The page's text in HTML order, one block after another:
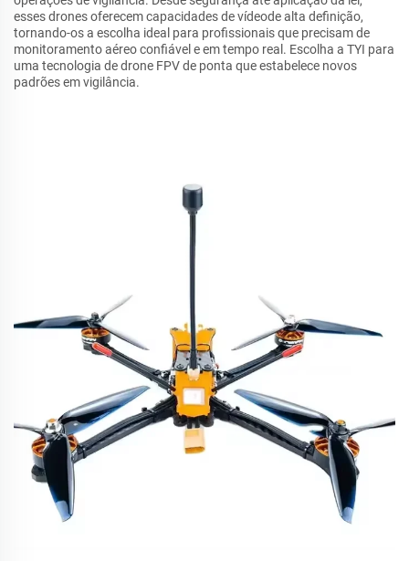
esses drones oferecem capacidades de vídeode alta definição,
tornando-os a escolha ideal para profissionais que precisam de
monitoramento aéreo confiável e em tempo real. Escolha a TYI para
uma tecnologia de drone FPV de ponta que estabelece novos
padrões em vigilância.